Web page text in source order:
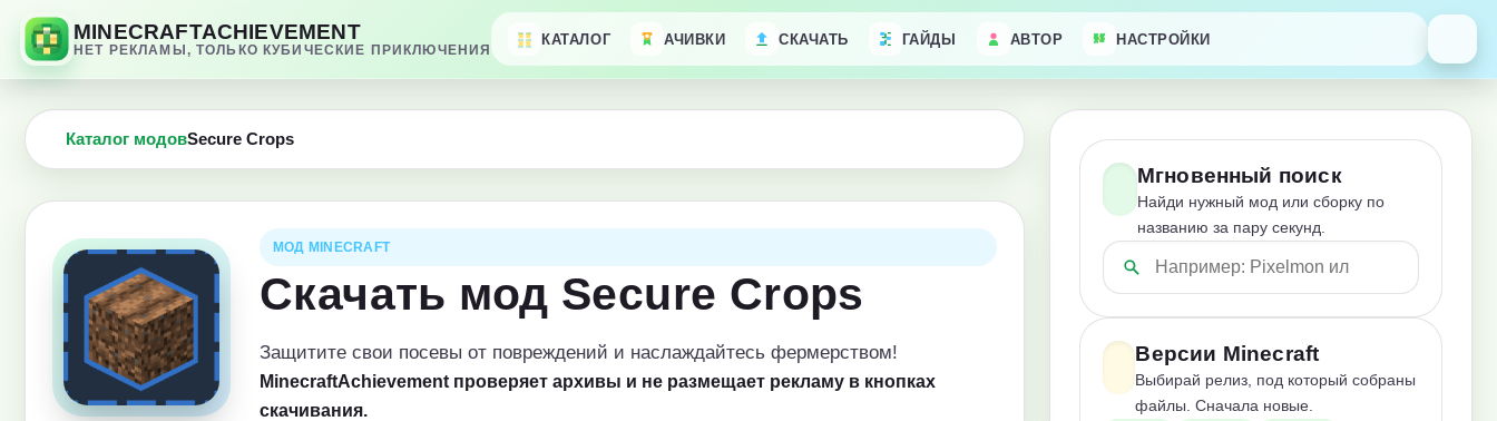
MINECRAFTACHIEVEMENT
НЕТ РЕКЛАМЫ, ТОЛЬКО КУБИЧЕСКИЕ ПРИКЛЮЧЕНИЯ
КАТАЛОГ АЧИВКИ СКАЧАТЬ ГАЙДЫ АВТОР НАСТРОЙКИ
Каталог модовSecure Crops
МОД MINECRAFT
Скачать мод Secure Crops
Защитите свои посевы от повреждений и наслаждайтесь фермерством!
MinecraftAchievement проверяет архивы и не размещает рекламу в кнопках
скачивания.
Мгновенный поиск
Найди нужный мод или сборку по
названию за пару секунд.
Версии Minecraft
Выбирай релиз, под который собраны
файлы. Сначала новые.